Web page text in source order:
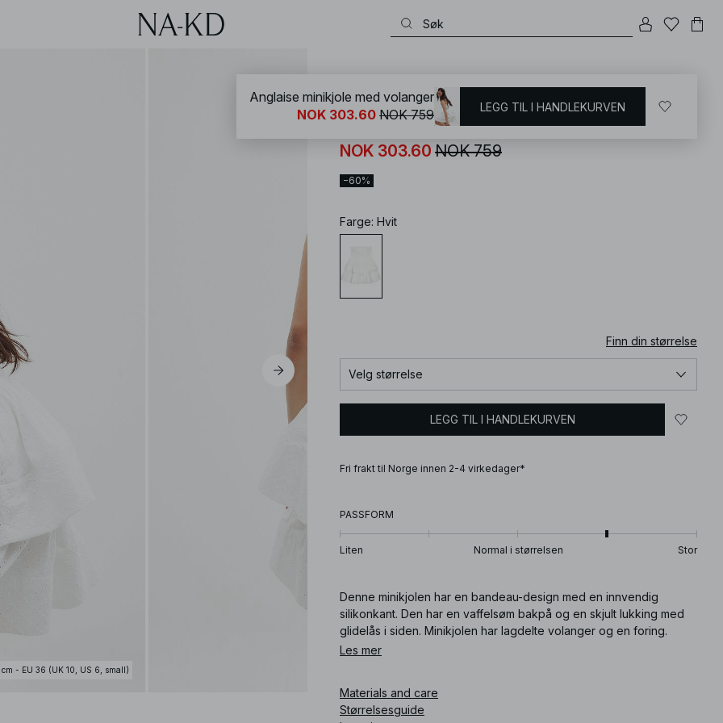
cm - EU 36 (UK 10, US 6, small)
Anglaise minikjole med volanger
NOK 303.60 NOK 759
−60%
Farge: Hvit
Finn din størrelse
Velg størrelse
LEGG TIL I HANDLEKURVEN
Fri frakt til Norge innen 2-4 virkedager*
PASSFORM
Liten Normal i størrelsen Stor
Denne minikjolen har en bandeau-design med en innvendig
silikonkant. Den har en vaffelsøm bakpå og en skjult lukking med
glidelås i siden. Minikjolen har lagdelte volanger og en foring.
Denne minikjolen finnes i hvitt.
Les mer
Materials and care
Størrelsesguide
Anglaise minikjole med volanger
NOK 303.60 NOK 759 LEGG TIL I HANDLEKURVEN